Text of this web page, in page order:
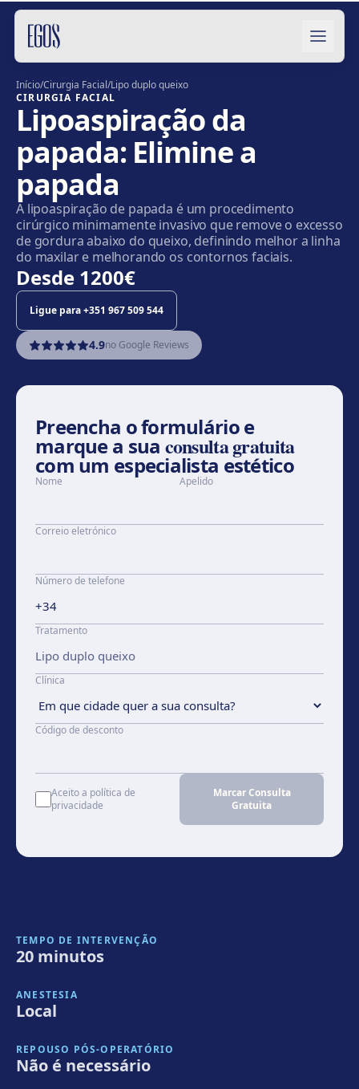
Saltar para o conteúdo
Início/Cirurgia Facial/Lipo duplo queixo
CIRURGIA FACIAL
Lipoaspiração da
papada: Elimine a
papada
A lipoaspiração de papada é um procedimento
cirúrgico minimamente invasivo que remove o excesso
de gordura abaixo do queixo, definindo melhor a linha
do maxilar e melhorando os contornos faciais.
Desde 1200€
Ligue para+351 967 509 544
4.9no Google Reviews
Preencha o formulário e
marque a sua consulta gratuita
com um especialista estético
Nome Apelido
Correio eletrónico
Número de telefone
Tratamento
Clínica
Código de desconto
Aceito a política de
privacidade
Marcar Consulta
Gratuita
TEMPO DE INTERVENÇÃO
20 minutos
ANESTESIA
Local
REPOUSO PÓS-OPERATÓRIO
Não é necessário